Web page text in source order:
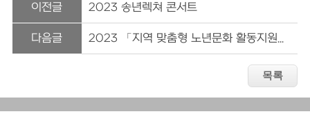
이전글 2023 송년렉쳐 콘서트
다음글 2023 「지역 맞춤형 노년문화 활동지원」_대구지역 사업 공모